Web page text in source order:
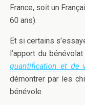
France, soit un
60 ans).
Et si certains
l’apport du
quantification et de
démontrer par les
bénévole.